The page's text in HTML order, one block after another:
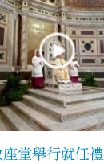
堂舉行就任禮